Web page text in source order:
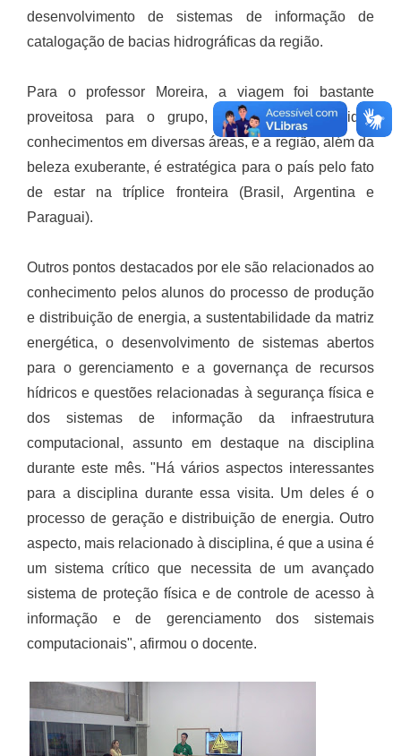
desenvolvimento de sistemas de informação de
catalogação de bacias hidrográficas da região.
Para o professor Moreira, a viagem foi bastante
proveitosa para o grupo, pois foram adquiridos
conhecimentos em diversas áreas, e a região, além da
beleza exuberante, é estratégica para o país pelo fato
de estar na tríplice fronteira (Brasil, Argentina e
Paraguai).
Outros pontos destacados por ele são relacionados ao
conhecimento pelos alunos do processo de produção
e distribuição de energia, a sustentabilidade da matriz
energética, o desenvolvimento de sistemas abertos
para o gerenciamento e a governança de recursos
hídricos e questões relacionadas à segurança física e
dos sistemas de informação da infraestrutura
computacional, assunto em destaque na disciplina
durante este mês. "Há vários aspectos interessantes
para a disciplina durante essa visita. Um deles é o
processo de geração e distribuição de energia. Outro
aspecto, mais relacionado à disciplina, é que a usina é
um sistema crítico que necessita de um avançado
sistema de proteção física e de controle de acesso à
informação e de gerenciamento dos sistemais
computacionais", afirmou o docente.